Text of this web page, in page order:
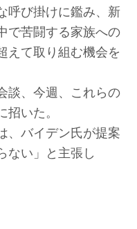
呼び掛けに鑑み、新
で苦闘する家族への
えて取り組む機会を
談、今週、これらの
招いた。
、バイデン氏が提案
ない」と主張し